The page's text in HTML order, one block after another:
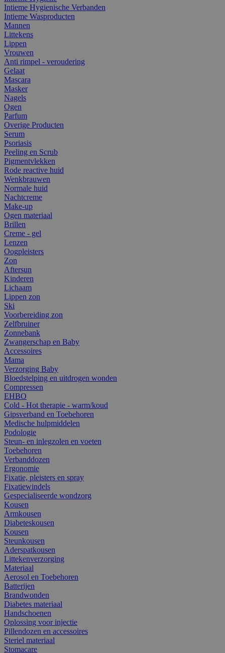
Intieme Hygienische Verbanden
Intieme Wasproducten
Mannen
Littekens
Lippen
Vrouwen
Anti rimpel - veroudering
Gelaat
Mascara
Masker
Nagels
Ogen
Parfum
Overige Producten
Serum
Psoriasis
Peeling en Scrub
Pigmentvlekken
Rode reactive huid
Wenkbrauwen
Normale huid
Nachtcreme
Make-up
Ogen materiaal
Brillen
Creme - gel
Lenzen
Oogpleisters
Zon
Aftersun
Kinderen
Lichaam
Lippen zon
Ski
Voorbereiding zon
Zelfbruiner
Zonnebank
Zwangerschap en Baby
Accessoires
Mama
Verzorging Baby
Bloedstelping en uitdrogen wonden
Compressen
EHBO
Cold - Hot therapie - warm/koud
Gipsverband en Toebehoren
Medische hulpmiddelen
Podologie
Steun- en inlegzolen en voeten
Toebehoren
Verbanddozen
Ergonomie
Fixatie, pleisters en spray
Fixatiewindels
Gespecialiseerde wondzorg
Kousen
Armkousen
Diabeteskousen
Kousen
Steunkousen
Aderspatkousen
Littekenverzorging
Materiaal
Aerosol en Toebehoren
Batterijen
Brandwonden
Diabetes materiaal
Handschoenen
Oplossing voor injectie
Pillendozen en accessoires
Steriel materiaal
Stomacare